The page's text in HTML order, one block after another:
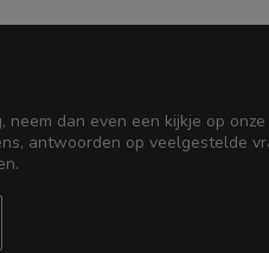
dan even een kijkje op onze
antwoorden op veelgestelde